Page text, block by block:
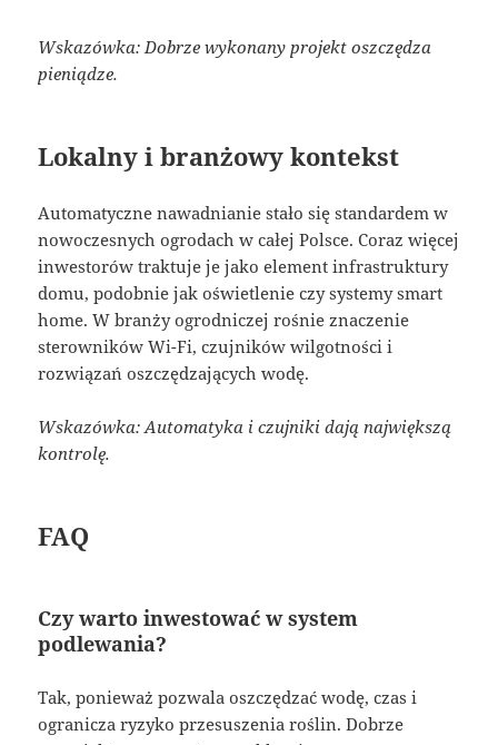
Wskazówka: Dobrze wykonany projekt oszczędza
pieniądze.
Lokalny i branżowy kontekst
Automatyczne nawadnianie stało się standardem w
nowoczesnych ogrodach w całej Polsce. Coraz więcej
inwestorów traktuje je jako element infrastruktury
domu, podobnie jak oświetlenie czy systemy smart
home. W branży ogrodniczej rośnie znaczenie
sterowników Wi-Fi, czujników wilgotności i
rozwiązań oszczędzających wodę.
Wskazówka: Automatyka i czujniki dają największą
kontrolę.
FAQ
Czy warto inwestować w system
podlewania?
Tak, ponieważ pozwala oszczędzać wodę, czas i
ogranicza ryzyko przesuszenia roślin. Dobrze